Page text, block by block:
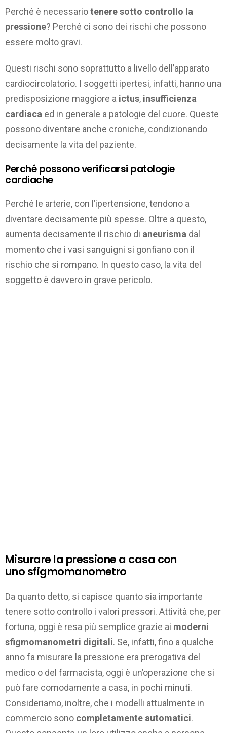
Perché è necessariotenere sotto controllo la
pressione? Perché ci sono dei rischi che possono
essere molto gravi.
Questi rischi sono soprattutto a livello dell’apparato
cardiocircolatorio. I soggetti ipertesi, infatti, hanno una
predisposizione maggiore a ictus, insufficienza
cardiaca ed in generale a patologie del cuore. Queste
possono diventare anche croniche, condizionando
decisamente la vita del paziente.
Perché possono verificarsi patologie
cardiache
Perché le arterie, con l’ipertensione, tendono a
diventare decisamente più spesse. Oltre a questo,
aumenta decisamente il rischio di aneurisma dal
momento che i vasi sanguigni si gonfiano con il
rischio che si rompano. In questo caso, la vita del
soggetto è davvero in grave pericolo.
Misurare la pressione a casa con
uno sfigmomanometro
Da quanto detto, si capisce quanto sia importante
tenere sotto controllo i valori pressori. Attività che, per
fortuna, oggi è resa più semplice grazie ai moderni
sfigmomanometri digitali. Se, infatti, fino a qualche
anno fa misurare la pressione era prerogativa del
medico o del farmacista, oggi è un’operazione che si
può fare comodamente a casa, in pochi minuti.
Consideriamo, inoltre, che i modelli attualmente in
commercio sono completamente automatici.